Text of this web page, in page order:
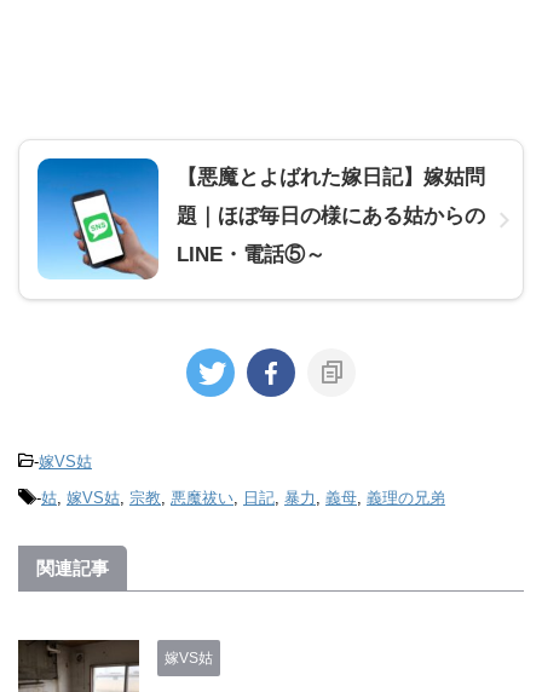
【悪魔とよばれた嫁日記】嫁姑問
題｜ほぼ毎日の様にある姑からの
LINE・電話⑤～
-嫁VS姑
-姑, 嫁VS姑, 宗教, 悪魔祓い, 日記, 暴力 , 義母, 義理の兄弟
関連記事
嫁VS姑